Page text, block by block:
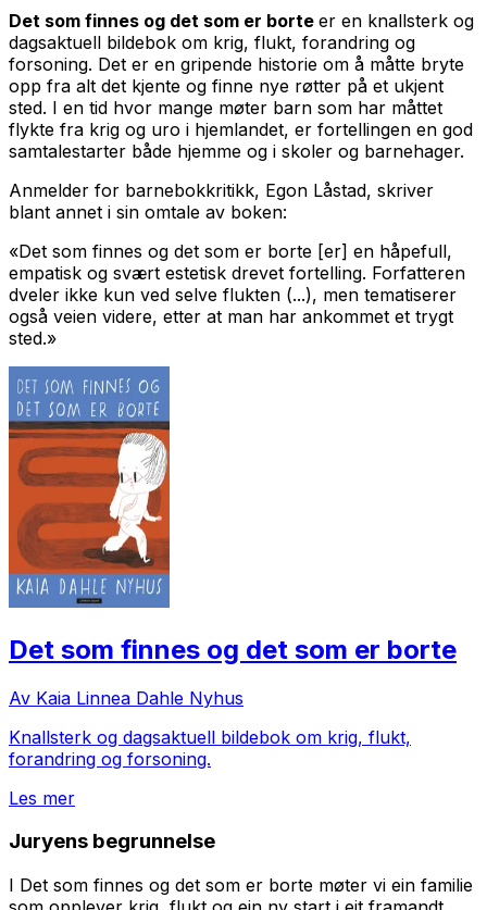
Det som finnes og det som er borte er en knallsterk og
dagsaktuell bildebok om krig, flukt, forandring og
forsoning. Det er en gripende historie om å måtte bryte
opp fra alt det kjente og finne nye røtter på et ukjent
sted. I en tid hvor mange møter barn som har måttet
flykte fra krig og uro i hjemlandet, er fortellingen en god
samtalestarter både hjemme og i skoler og barnehager.
Anmelder for barnebokkritikk, Egon Låstad, skriver
blant annet i sin omtale av boken:
«Det som finnes og det som er borte [er] en håpefull,
empatisk og svært estetisk drevet fortelling. Forfatteren
dveler ikke kun ved selve flukten (...), men tematiserer
også veien videre, etter at man har ankommet et trygt
sted.»
Det som finnes og det som er borte
Av Kaia Linnea Dahle Nyhus
Knallsterk og dagsaktuell bildebok om krig, flukt,
forandring og forsoning.
Les mer
Juryens begrunnelse
I Det som finnes og det som er borte møter vi ein familie